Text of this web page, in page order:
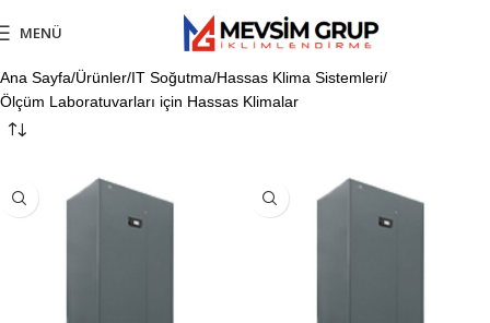
MENÜ
Ana Sayfa Ürünler IT Soğutma Hassas Klima Sistemleri
Ölçüm Laboratuvarları için Hassas Klimalar